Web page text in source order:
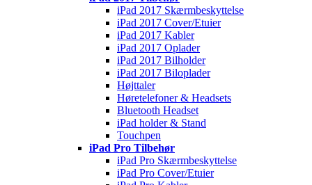
iPad 2017 Skærmbeskyttelse
iPad 2017 Cover/Etuier
iPad 2017 Kabler
iPad 2017 Oplader
iPad 2017 Bilholder
iPad 2017 Biloplader
Højttaler
Høretelefoner & Headsets
Bluetooth Headset
iPad holder & Stand
Touchpen
iPad Pro Tilbehør
iPad Pro Skærmbeskyttelse
iPad Pro Cover/Etuier